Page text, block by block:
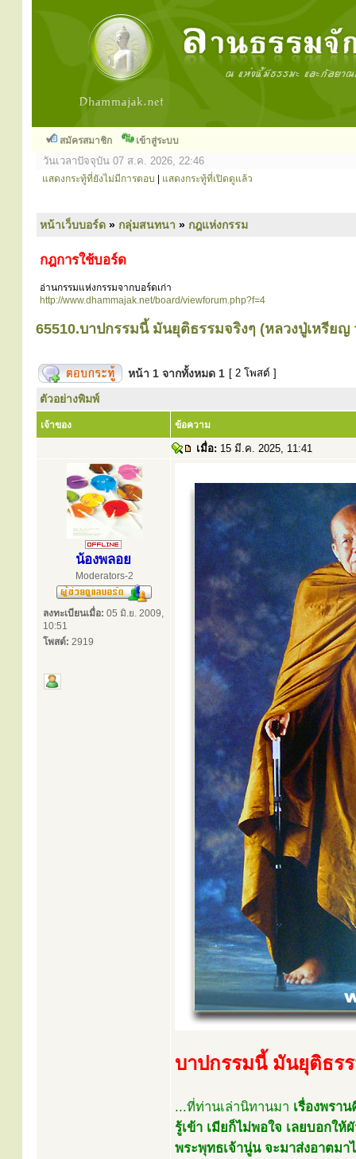
สมัครสมาชิก เข้าสู่ระบบ
วันเวลาปัจจุบัน 07 ส.ค. 2026, 22:46
แสดงกระทู้ที่ยังไม่มีการตอบ แสดงกระทู้ที่เปิดดูแล้ว
หน้าเว็บบอร์ด » กลุ่มสนทนา » กฎแห่งกรรม
กฎการใช้บอร์ด
อ่านกรรมแห่งกรรมจากบอร์ดเก่า
http://www.dhammajak.net/board/viewforum.php?f=4
65510.บาปกรรมนี้ มันยุติธรรมจริงๆ (หลวงปู่เหรียญ
หน้า 1 จากทั้งหมด 1 [ 2 โพสต์ ]
ตัวอย่างพิมพ์
เจ้าของ ข้อความ
เมื่อ: 15 มี.ค. 2025, 11:41
น้องพลอย
Moderators-2
ลงทะเบียนเมื่อ: 05 มิ.ย. 2009,
10:51
โพสต์: 2919
บาปกรรมนี้ มันยุติธร
...ที่ท่านเล่านิทานมา เรื่องพรา
รู้เข้า เมียก็ไม่พอใจ เลยบอกใ
พระพุทธเจ้านู่น จะมาส่งอาตมา